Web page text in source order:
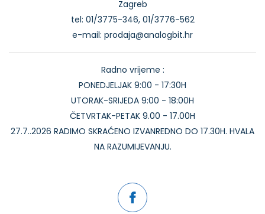
Zagreb
tel: 01/3775-346, 01/3776-562
e-mail: prodaja@analogbit.hr
Radno vrijeme :
PONEDJELJAK 9:00 - 17:30H
UTORAK-SRIJEDA 9:00 - 18:00H
ČETVRTAK-PETAK 9.00 - 17.00H
27.7..2026 RADIMO SKRAĆENO IZVANREDNO DO 17.30H. HVALA
NA RAZUMIJEVANJU.